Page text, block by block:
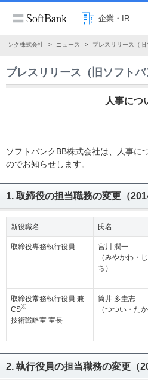
企業・IR
バンク株式会社 ニュース プレスリリース（旧
プレスリリース（旧ソフトバ
人事につ
ソフトバンクBB株式会社は、人事に
のでお知らせします。
1. 取締役の担当職務の変更（
新役職名 氏名
取締役専務執行役員
宮川 潤一
（みやかわ・
ち）
取締役常務執行役員 兼
CS※
技術戦略室 室長
筒井 多圭志
（つつい・たか
2. 執行役員の担当職務の変更（